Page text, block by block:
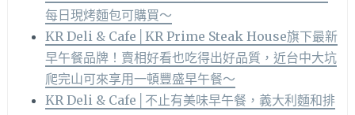
每日現烤麵包可購買～
KR Deli & Cafe│KR Prime Steak House旗下最新
早午餐品牌！賣相好看也吃得出好品質，近台中大坑
爬完山可來享用一頓豐盛早午餐～
KR Deli & Cafe│不止有美味早午餐，義大利麵和排